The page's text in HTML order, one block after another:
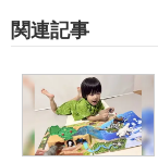
関連記事